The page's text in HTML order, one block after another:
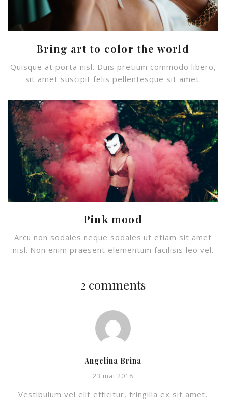
Bring art to color the world
Quisque at porta nisl. Duis pretium commodo libero,
sit amet suscipit felis pellentesque sit amet.
Pink mood
Arcu non sodales neque sodales ut etiam sit amet
nisl. Non enim praesent elementum facilisis leo vel.
2 comments
Angelina Brina
23 mai 2018
Vestibulum vel elit efficitur, fringilla ex sit amet,